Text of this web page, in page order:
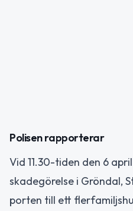
Polisen rapporterar
Vid 11.30-tiden den 6
skadegörelse i Gröndal,
porten till ett